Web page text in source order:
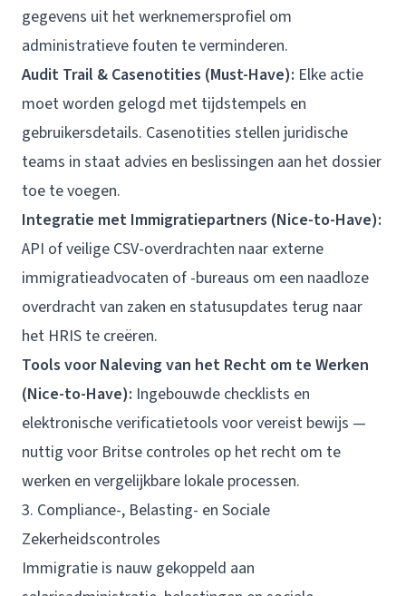
gegevens uit het werknemersprofiel om
administratieve fouten te verminderen.
Audit Trail & Casenotities (Must-Have): Elke actie
moet worden gelogd met tijdstempels en
gebruikersdetails. Casenotities stellen juridische
teams in staat advies en beslissingen aan het dossier
toe te voegen.
Integratie met Immigratiepartners (Nice-to-Have):
API of veilige CSV-overdrachten naar externe
immigratieadvocaten of -bureaus om een naadloze
overdracht van zaken en statusupdates terug naar
het HRIS te creëren.
Tools voor Naleving van het Recht om te Werken
(Nice-to-Have): Ingebouwde checklists en
elektronische verificatietools voor vereist bewijs —
nuttig voor Britse controles op het recht om te
werken en vergelijkbare lokale processen.
3. Compliance-, Belasting- en Sociale
Zekerheidscontroles
Immigratie is nauw gekoppeld aan